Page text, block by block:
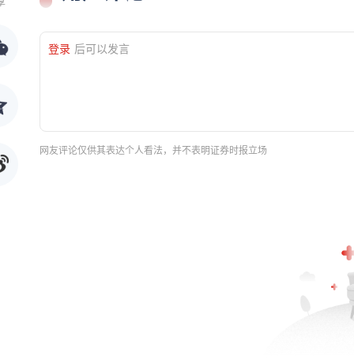
登录 后可以发言
网友评论仅供其表达个人看法，并不表明证券时报立场